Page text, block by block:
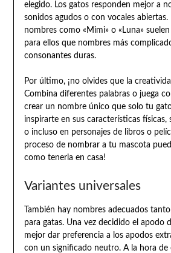
elegido. Los gatos responden mejor a
sonidos agudos o con vocales abiertas.
nombres como «Mimi» o «Luna»
para ellos que nombres más
consonantes duras.
Por último, ¡no olvides que la
Combina diferentes palabras o juega
crear un nombre único que solo tu
inspirarte en sus características
o incluso en personajes de libros o
proceso de nombrar a tu mascota
como tenerla en casa!
Variantes universales
También hay nombres adecuados
para gatas. Una vez decidido el apodo
mejor dar preferencia a los apodos
con un significado neutro. A la hora de